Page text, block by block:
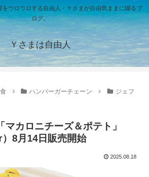
ウロウロする自由人・Ｙさまが自由気ままに綴るブ
ログ。
Ｙさまは自由人
ハンバーガーチェーン
ジェフ
マカロニチーズ＆ポテト」
）8月14日販売開始
2025.08.18